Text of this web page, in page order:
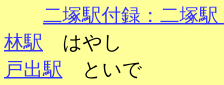
二塚駅付録：二塚
林駅 はやし
戸出駅 といで